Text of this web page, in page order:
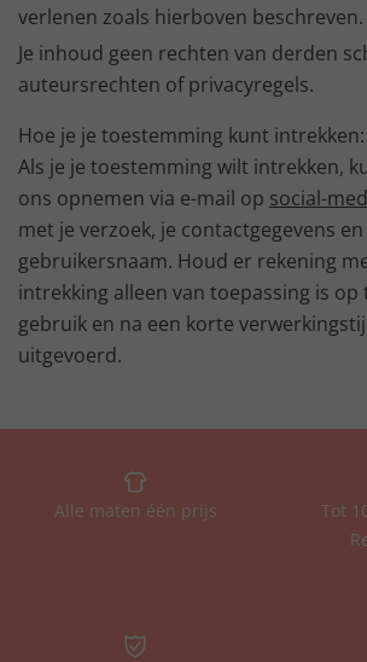
verlenen zoals hierboven beschreven.
Je inhoud geen rechten van derden
auteursrechten of privacyregels.
Hoe je je toestemming kunt intrekken:
Als je je toestemming wilt intrekken,
ons opnemen via e-mail op social-
met je verzoek, je contactgegevens
gebruikersnaam. Houd er rekening
intrekking alleen van toepassing is op
gebruik en na een korte
uitgevoerd.
Alle maten één prijs
Tot